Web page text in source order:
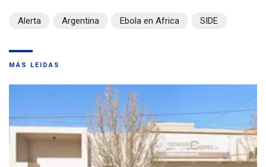
Alerta Argentina Ebola en Africa SIDE
MÁS LEIDAS